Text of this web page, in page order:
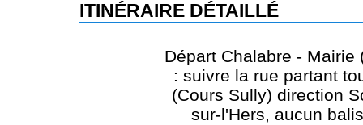
ITINÉRAIRE DÉTAILLÉ
Départ Chalabre - Mairie
: suivre la rue partant
(Cours Sully) direction
sur-l'Hers, aucun